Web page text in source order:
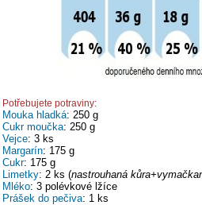
Potřebujete potraviny:
Mouka hladká: 250 g
Cukr moučka: 250 g
Vejce: 3 ks
Margarín: 175 g
Cukr: 175 g
Limetky: 2 ks (nastrouhaná
Mléko: 3 polévkové lžíce
Prášek do pečiva: 1 ks